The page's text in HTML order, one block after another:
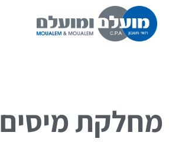
מחלקת מיסים